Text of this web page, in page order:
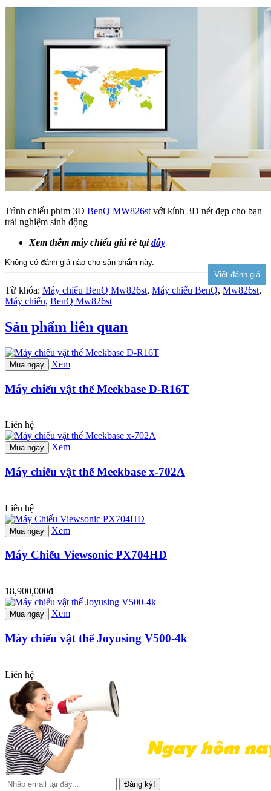
Trình chiếu phim 3D BenQ MW826st với kính 3D nét đẹp cho bạn
trải nghiệm sinh động
Xem thêm máy chiếu giá rẻ tạiđây
Không có đánh giá nào cho sản phẩm này.
Từ khóa: Máy chiếu BenQ Mw826st, Máy chiếu BenQ, Mw826st,
Máy chiếu, BenQ Mw826st
Sản phẩm liên quan
Mua ngay Xem
Máy chiếu vật thể Meekbase D-R16T
Liên hệ
Mua ngay Xem
Máy chiếu vật thể Meekbase x-702A
Liên hệ
Mua ngay Xem
Máy Chiếu Viewsonic PX704HD
18,900,000đ
Mua ngay Xem
Máy chiếu vật thể Joyusing V500-4k
Liên hệ
Đăng ký!